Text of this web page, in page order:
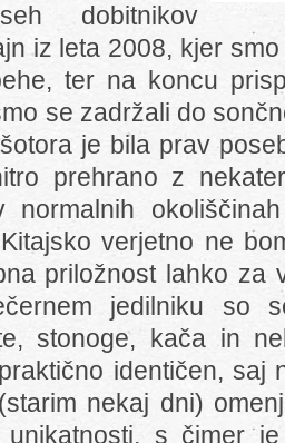
dobitnikov
iz leta 2008, kjer
ter na koncu
se zadržali do
je bila prav
prehrano z
verjetno ne
priložnost lahko za
jedilniku so
stonoge, kača in
identičen, saj
nekaj dni)
unikatnosti, s čimer